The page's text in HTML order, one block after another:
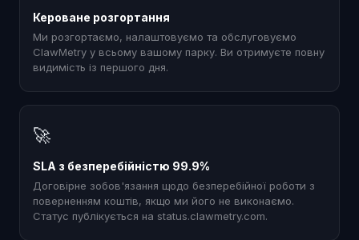
Кероване розгортання
Ми розгортаємо, налаштовуємо та обслуговуємо
ClawMetry у всьому вашому парку. Ви отримуєте повну
видимість із першого дня.
🚀
SLA з безперебійністю 99.9%
Договірне зобов'язання щодо безперебійної роботи з
поверненням коштів, якщо ми його не виконаємо.
Статус публікується на status.clawmetry.com.